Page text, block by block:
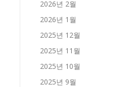
2026년 2월
2026년 1월
2025년 12월
2025년 11월
2025년 10월
2025년 9월